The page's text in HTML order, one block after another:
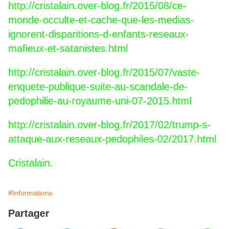
http://cristalain.over-blog.fr/2015/08/ce-
monde-occulte-et-cache-que-les-medias-
ignorent-disparitions-d-enfants-reseaux-
mafieux-et-satanistes.html
http://cristalain.over-blog.fr/2015/07/vaste-
enquete-publique-suite-au-scandale-de-
pedophilie-au-royaume-uni-07-2015.html
http://cristalain.over-blog.fr/2017/02/trump-s-
attaque-aux-reseaux-pedophiles-02/2017.html
Cristalain.
#Informations
Partager